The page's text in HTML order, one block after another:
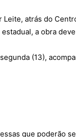
Leite, atrás do
a obra
(13),
que poderão